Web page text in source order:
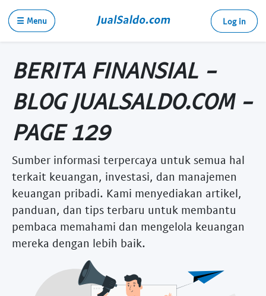
☰ Menu Log in
BERITA FINANSIAL -
BLOG JUALSALDO.COM -
PAGE 129
Sumber informasi terpercaya untuk semua hal
terkait keuangan, investasi, dan manajemen
keuangan pribadi. Kami menyediakan artikel,
panduan, dan tips terbaru untuk membantu
pembaca memahami dan mengelola keuangan
mereka dengan lebih baik.